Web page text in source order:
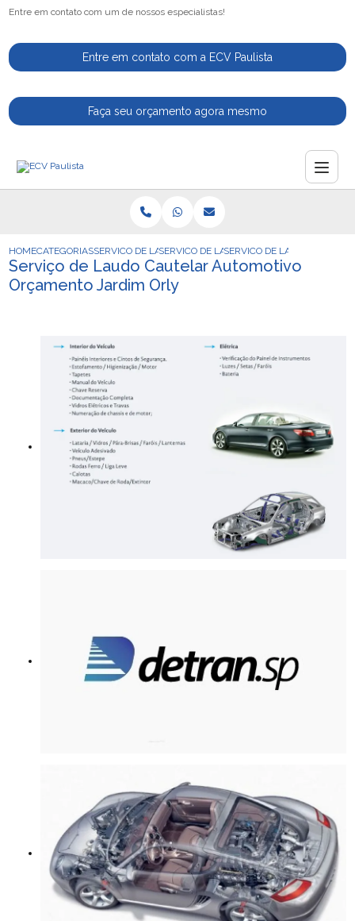
Entre em contato com um de nossos especialistas!
Entre em contato com a ECV Paulista
Faça seu orçamento agora mesmo
HOMECATEGORIASSERVICO DE LAUDO CAUTELAR
SERVICO DE LAUDO CAUTELAR
SERVICO DE LAUDO
Serviço de Laudo Cautelar Automotivo
Orçamento Jardim Orly